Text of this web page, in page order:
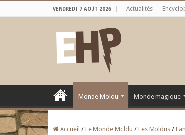
VENDREDI 7 AOÛT 2026 Actualités
Monde Moldu Monde magique
Accueil / Le Monde Moldu / Les Moldus /